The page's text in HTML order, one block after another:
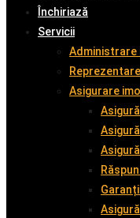
Închiriază
Servicii
Administrare
Asigurare